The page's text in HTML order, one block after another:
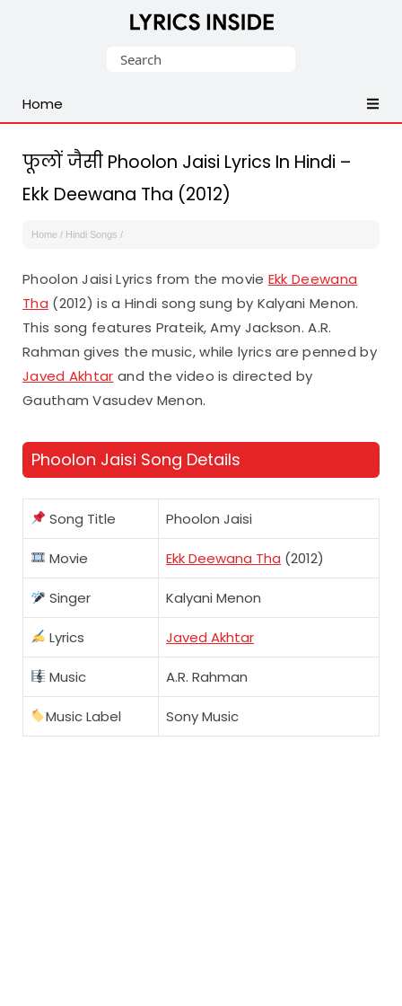
Malayalam,
English,
Songs
Lyrics
Search
Home
फूलों जैसी Phoolon Jaisi Lyrics In Hindi –
Ekk Deewana Tha (2012)
Home / Hindi Songs /
Phoolon Jaisi Lyrics from the movie Ekk Deewana
Tha (2012) is a Hindi song sung by Kalyani Menon.
This song features Prateik, Amy Jackson. A.R.
Rahman gives the music, while lyrics are penned by
Javed Akhtar and the video is directed by
Gautham Vasudev Menon.
Phoolon Jaisi Song Details
Song Title Phoolon Jaisi
Movie Ekk Deewana Tha (2012)
Singer Kalyani Menon
Lyrics Javed Akhtar
Music A.R. Rahman
Music Label Sony Music